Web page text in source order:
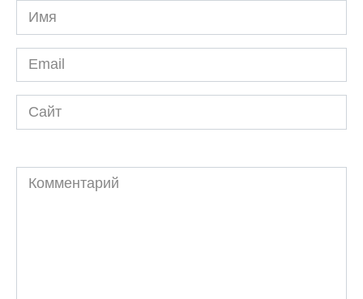
Имя
*
Email
*
Сайт
Комментарий